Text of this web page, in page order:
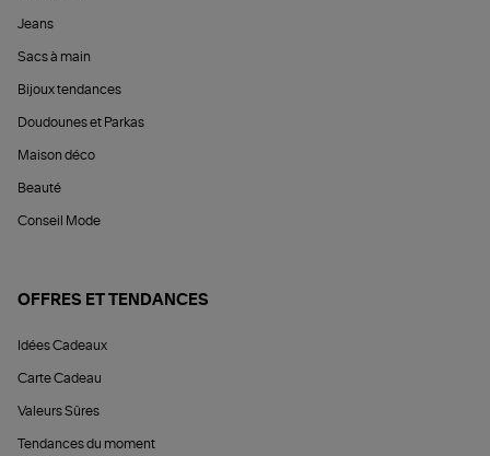
Jeans
Sacs à main
Bijoux tendances
Doudounes et Parkas
Maison déco
Beauté
Conseil Mode
OFFRES ET TENDANCES
Idées Cadeaux
Carte Cadeau
Valeurs Sûres
Tendances du moment